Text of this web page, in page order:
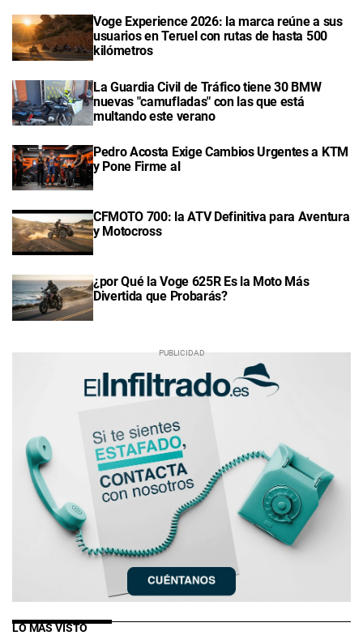
Voge Experience 2026: la marca reúne a sus
usuarios en Teruel con rutas de hasta 500
kilómetros
La Guardia Civil de Tráfico tiene 30 BMW
nuevas "camufladas" con las que está
multando este verano
Pedro Acosta Exige Cambios Urgentes a KTM
y Pone Firme al
CFMOTO 700: la ATV Definitiva para Aventura
y Motocross
¿por Qué la Voge 625R Es la Moto Más
Divertida que Probarás?
LO MÁS VISTO